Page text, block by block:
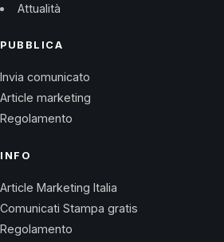
Attualità
PUBBLICA
Invia comunicato
Article marketing
Regolamento
INFO
Article Marketing Italia
Comunicati Stampa gratis
Regolamento